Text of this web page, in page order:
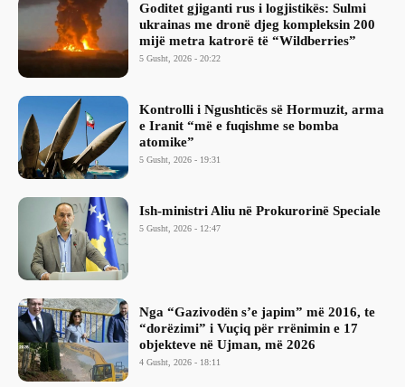
Goditet gjiganti rus i logjistikës: Sulmi
ukrainas me dronë djeg kompleksin 200
mijë metra katrorë të “Wildberries”
5 Gusht, 2026 - 20:22
Kontrolli i Ngushticës së Hormuzit, arma
e Iranit “më e fuqishme se bomba
atomike”
5 Gusht, 2026 - 19:31
Ish-ministri ​Aliu në Prokurorinë Speciale
5 Gusht, 2026 - 12:47
Nga “Gazivodën s’e japim” më 2016, te
“dorëzimi” i Vuçiq për rrënimin e 17
objekteve në Ujman, më 2026
4 Gusht, 2026 - 18:11